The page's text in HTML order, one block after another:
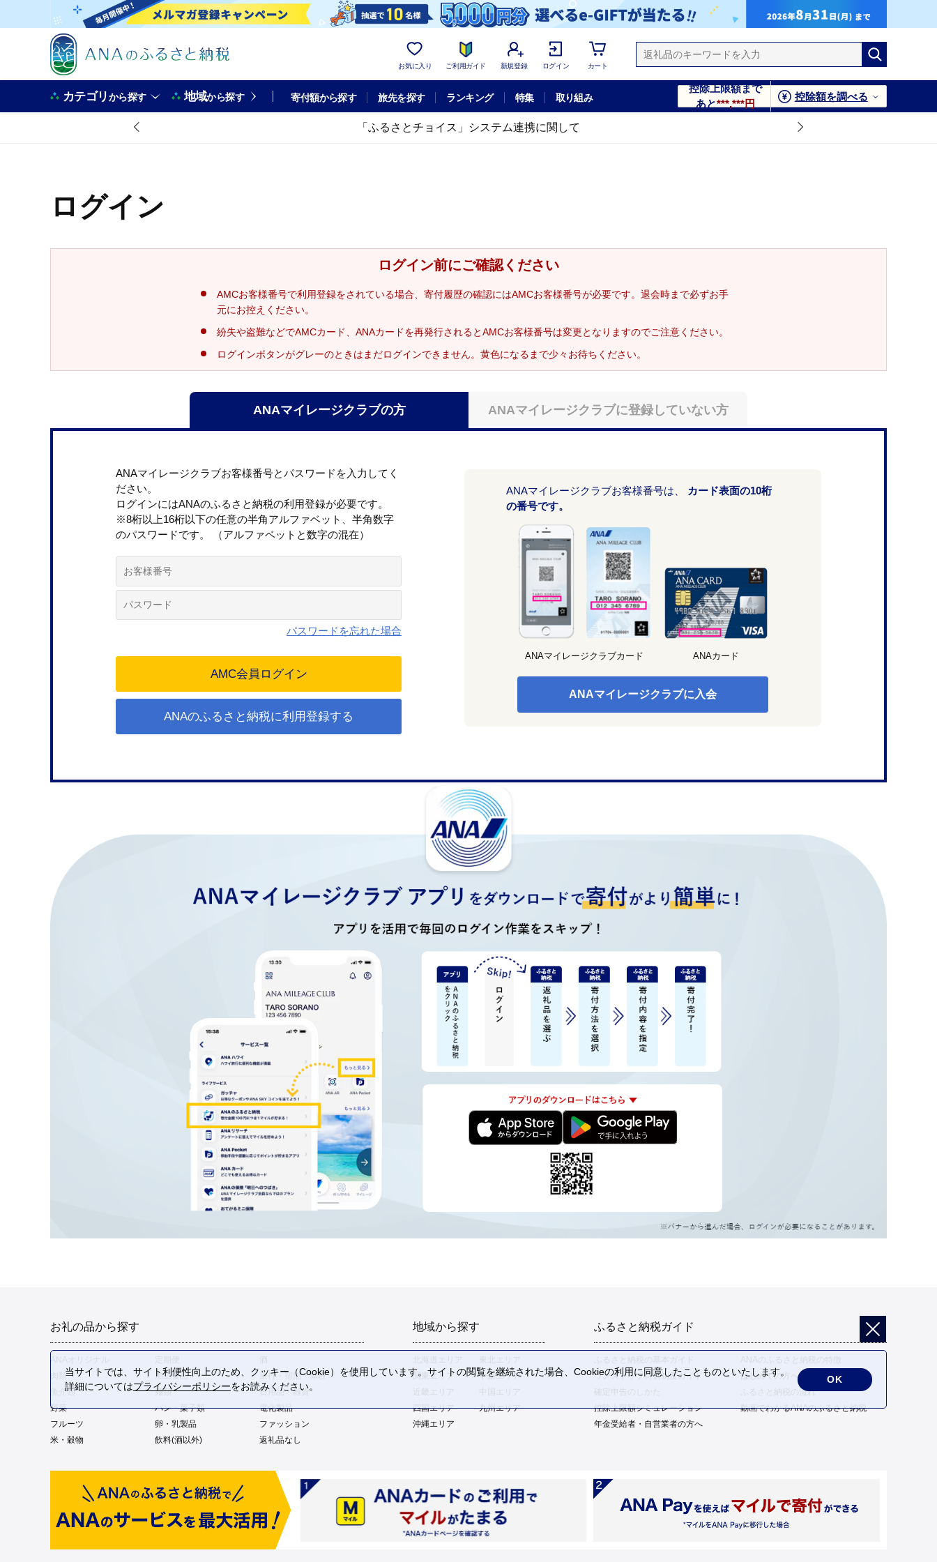
お気に入り ご利用ガイド 新規登録 ログイン カート
カテゴリから探す 地域から探す 寄付額から探す 旅先を探す ランキング 特集 取り組み
控除上限額まで
あと***,***円
控除額を調べる
「ふるさとチョイス」システム連携に関して
ログイン
ログイン前にご確認ください
AMCお客様番号で利用登録をされている場合、寄付履歴の確認にはAMCお客様番号が必要です。退会時まで必ずお手
元にお控えください。
紛失や盗難などでAMCカード、ANAカードを再発行されるとAMCお客様番号は変更となりますのでご注意ください。
ログインボタンがグレーのときはまだログインできません。黄色になるまで少々お待ちください。
ANAマイレージクラブの方 ANAマイレージクラブに登録していない方
ANAマイレージクラブお客様番号とパスワードを入力してく
ださい。
ログインにはANAのふるさと納税の利用登録が必要です。
※8桁以上16桁以下の任意の半角アルファベット、半角数字
のパスワードです。 （アルファベットと数字の混在）
パスワードを忘れた場合
ANAのふるさと納税に利用登録する
ANAマイレージクラブお客様番号は、
カード表面の10桁
の番号です。
ANAマイレージクラブカード ANAカード
ANAマイレージクラブに入会
お礼の品から探す
肉類
加工食品
旅行・宿泊・体験
魚介類
麺類
日用品・雑貨
野菜
パン・菓子類
電化製品
フルーツ
卵・乳製品
ファッション
米・穀物
飲料(酒以外) 返礼品なし
地域から探す
関東エリア
中部エリア
四国エリア
九州エリア
沖縄エリア
ふるさと納税ガイド
ふるさと納税の基本ガイド
ANAのふるさと納税の特徴
ワンストップ特例制度ガイド
はじめての方へ
ふるさと納税の流れ
控除上限額シミュレーション
動画でわかるANAのふるさと納税
年金受給者・自営業者の方へ
当サイトでは、サイト利便性向上のため、クッキー（Cookie）を使用しています。サイトの閲覧を継続された場合、Cookieの利用に同意したことものといたします。
詳細についてはプライバシーポリシーをお読みください。
OK